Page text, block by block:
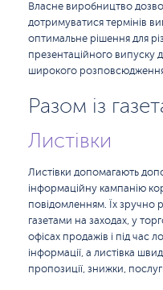
Власне виробництво
дотримуватися термінів
оптимальне рішення для
презентаційного випуску
широкого
Разом із
Листівки
Листівки допомагають
інформаційну кампанію
повідомленням. Їх зручно
газетами на заходах, у
офісах продажів і під час
інформації, а листівка
пропозиції, знижки,